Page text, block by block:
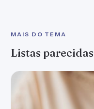
MAIS DO TEMA
Listas parecidas